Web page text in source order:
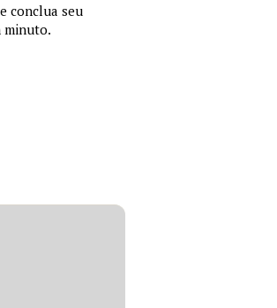
conclua seu
minuto.